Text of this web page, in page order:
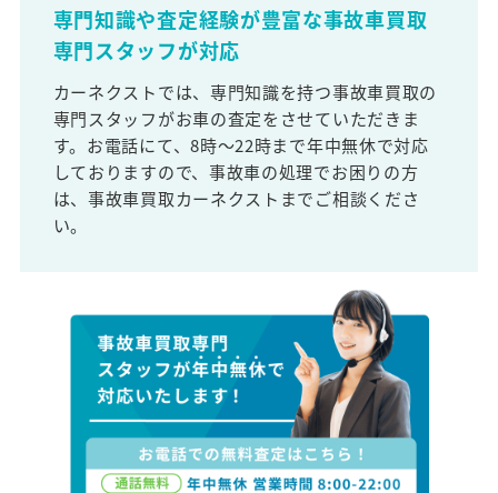
専門知識や査定経験が豊富な事故車買取
専門スタッフが対応
カーネクストでは、専門知識を持つ事故車買取の
専門スタッフがお車の査定をさせていただきま
す。お電話にて、8時～22時まで年中無休で対応
しておりますので、事故車の処理でお困りの方
は、事故車買取カーネクストまでご相談くださ
い。